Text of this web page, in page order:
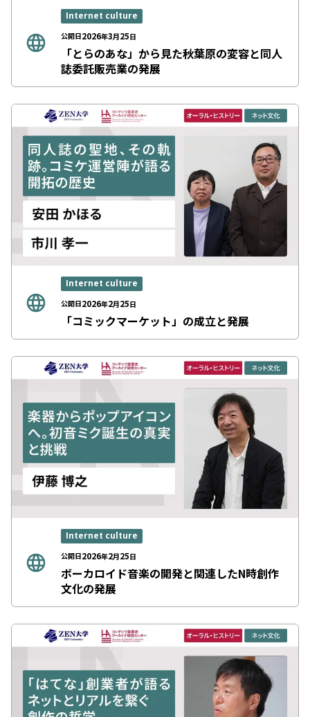
Internet culture
公開日2026年3月25日
「とらのあな」から見た秋葉原の変容と同人
誌委託販売業の発展
Internet culture
公開日2026年2月25日
「コミックマーケット」の成立と発展
Internet culture
公開日2026年2月25日
ボーカロイド音楽の開発と関連したN時創作
文化の発展